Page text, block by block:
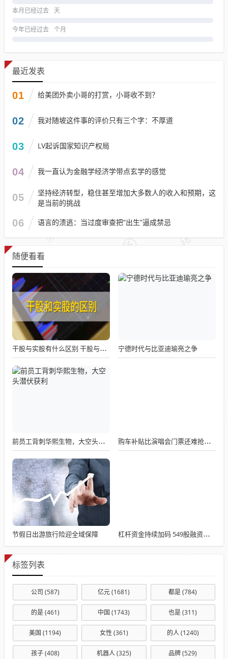
本月已经过去 天
今年已经过去 个月
最近发表
01 给美团外卖小哥的打赏，小哥收不到？
02 我对随坡这件事的评价只有三个字：不厚道
03 LV起诉国家知识产权局
04 我一直认为金融学经济学带点玄学的感觉
05
坚持经济转型，稳住甚至增加大多数人的收入和预期，这
是当前的挑战
06 语言的溃逃：当过度审查把“出生”逼成禁忌
随便看看
干股与实股有什么区别 干股与实股的本质区别 宁德时代与比亚迪瑜亮之争
前员工背刺华熙生物，大空头潜伏获利 购车补贴比演唱会门票还难抢多地回应
节假日出游旅行险迎全域保障 杠杆资金持续加码 549股融资买入破亿
标签列表
公司 (587) 亿元(1681) 都是(784)
的是(461) 中国 (1743) 也是(311)
美国 (1194) 女性 (361) 的人(1240)
孩子(408) 机器人(325) 品牌(529)